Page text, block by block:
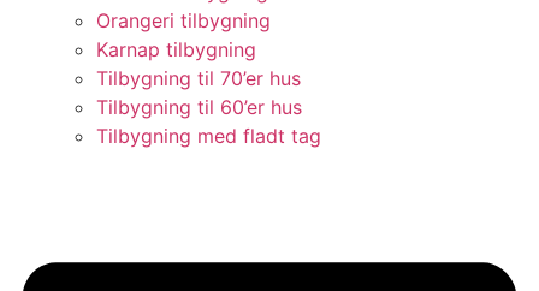
Orangeri tilbygning
Karnap tilbygning
Tilbygning til 70’er hus
Tilbygning til 60’er hus
Tilbygning med fladt tag